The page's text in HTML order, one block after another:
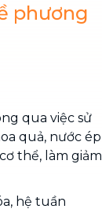
phương
qua việc sử
quả, nước ép
thể, làm giảm
hệ tuần